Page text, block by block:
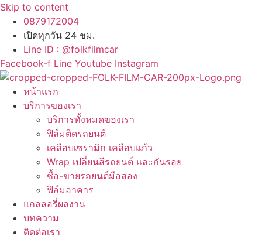
Skip to content
0879172004
เปิดทุกวัน 24 ชม.
Line ID : @folkfilmcar
Facebook-f Line Youtube Instagram
หน้าแรก
บริการของเรา
บริการทั้งหมดของเรา
ฟิล์มติดรถยนต์
เคลือบเซรามิก เคลือบแก้ว
Wrap เปลี่ยนสีรถยนต์ และกันรอย
ซื้อ-ขายรถยนต์มือสอง
ฟิล์มอาคาร
แกลลอรี่ผลงาน
บทความ
ติดต่อเรา